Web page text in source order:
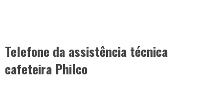
Telefone da assistência técnica
cafeteira Philco